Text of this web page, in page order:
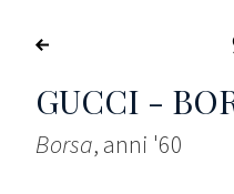
GUCCI -
Borsa, anni '60